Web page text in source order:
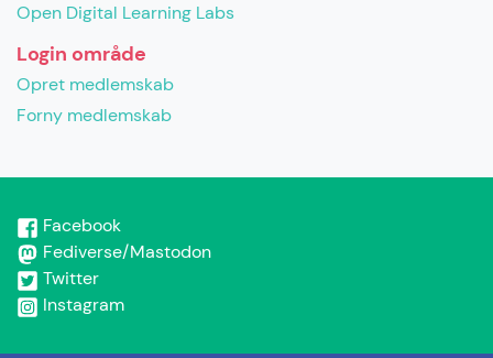
Open Digital Learning Labs
Login område
Opret medlemskab
Forny medlemskab
Facebook
Fediverse/Mastodon
Twitter
Instagram